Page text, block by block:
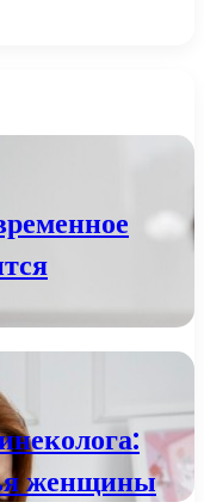
женщины